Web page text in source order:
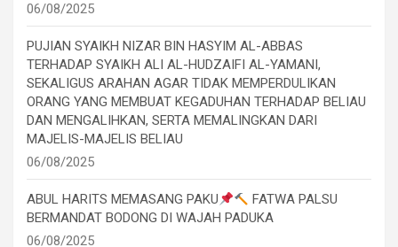
06/08/2025
PUJIAN SYAIKH NIZAR BIN HASYIM AL-ABBAS
TERHADAP SYAIKH ALI AL-HUDZAIFI AL-YAMANI,
SEKALIGUS ARAHAN AGAR TIDAK MEMPERDULIKAN
ORANG YANG MEMBUAT KEGADUHAN TERHADAP BELIAU
DAN MENGALIHKAN, SERTA MEMALINGKAN DARI
MAJELIS-MAJELIS BELIAU
06/08/2025
ABUL HARITS MEMASANG PAKU
FATWA PALSU
BERMANDAT BODONG DI WAJAH PADUKA
06/08/2025